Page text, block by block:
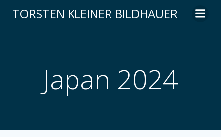
Inhalt
TORSTEN KLEINER BILDHAUER
Japan 2024